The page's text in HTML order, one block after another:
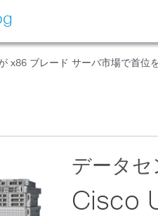
x86 ブレード サーバ市場で首位
データセ
Cisco